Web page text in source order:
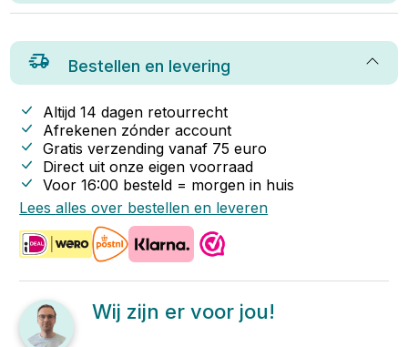
Bestellen en levering
Altijd 14 dagen retourrecht
Afrekenen zónder account
Gratis verzending vanaf 75 euro
Direct uit onze eigen voorraad
Voor 16:00 besteld = morgen in huis
Lees alles over bestellen en leveren
Wij zijn er voor jou!